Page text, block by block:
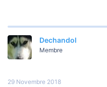
Dechandol
Membre
29 Novembre 2018